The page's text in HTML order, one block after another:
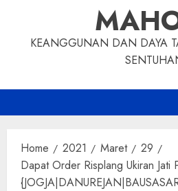
KEANGGUNAN DAN DAYA
Home 2021 Maret
29
Dapat Order Risplang Ukiran Jati